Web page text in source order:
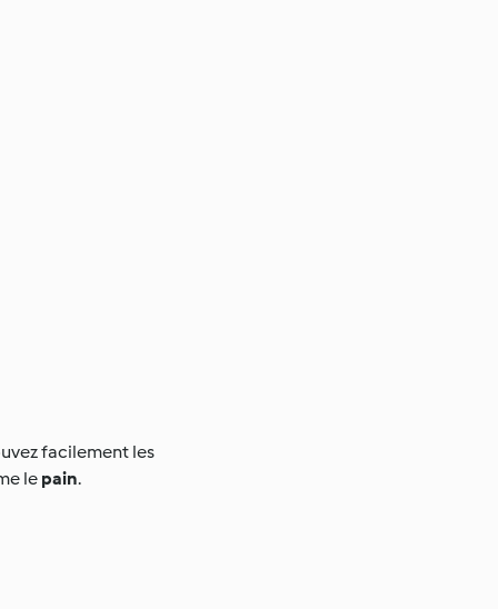
facilement les
le pain.